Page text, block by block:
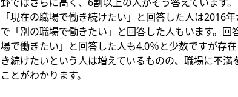
「現在の職場で働き続けたい」と回答した人は2016
で「別の職場で働きたい」と回答した人もいます。
場で働きたい」と回答した人も4.0％と少数ですが存
き続けたいという人は増えているものの、職場に不
ことがわかります。